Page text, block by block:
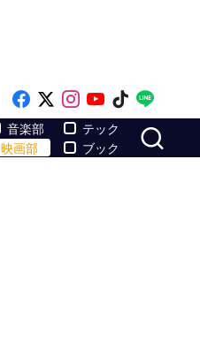
Like on Facebook
Follow on x
Follow on
Follow on
Follow
音楽部
映画部
テック
ブック